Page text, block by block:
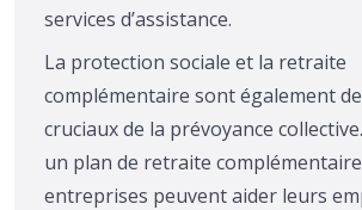
services d’assistance.
La protection sociale et la retraite
complémentaire sont également
cruciaux de la prévoyance
un plan de retraite
entreprises peuvent aider leurs